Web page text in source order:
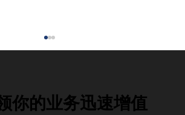
你的业务迅速增值